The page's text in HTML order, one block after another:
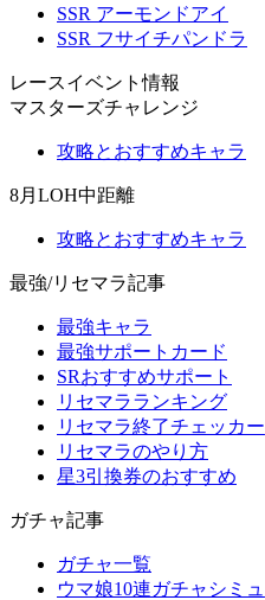
SSR アーモンドアイ
SSR フサイチパンドラ
レースイベント情報
マスターズチャレンジ
攻略とおすすめキャラ
8月LOH中距離
攻略とおすすめキャラ
最強/リセマラ記事
最強キャラ
最強サポートカード
SRおすすめサポート
リセマラランキング
リセマラ終了チェッカー
リセマラのやり方
星3引換券のおすすめ
ガチャ記事
ガチャ一覧
ウマ娘10連ガチャシミュ